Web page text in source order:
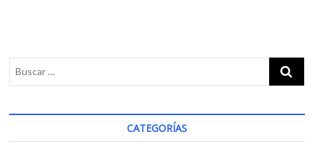
g
a
i
ó
p
s
:
:
CATEGORÍAS